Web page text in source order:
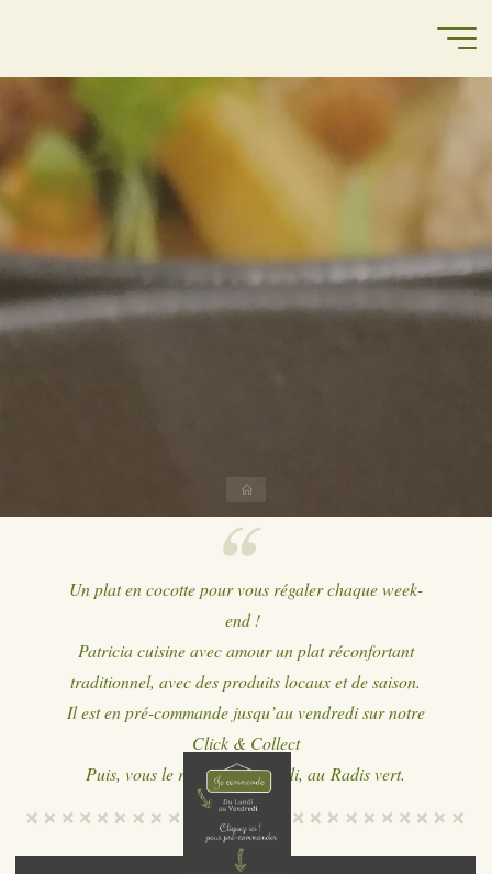
Un plat en cocotte pour vous régaler chaque week-
end !
Patricia cuisine avec amour un plat réconfortant
traditionnel, avec des produits locaux et de saison.
Il est en pré-commande jusqu’au vendredi sur notre
Click & Collect
Puis, vous le récupérez samedi, au Radis vert.